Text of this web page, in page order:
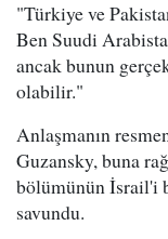
"Türkiye ve
Ben Suudi
ancak bunun
olabilir."
Anlaşmanın
Guzansky, buna
bölümünün İsrail'i
savundu.